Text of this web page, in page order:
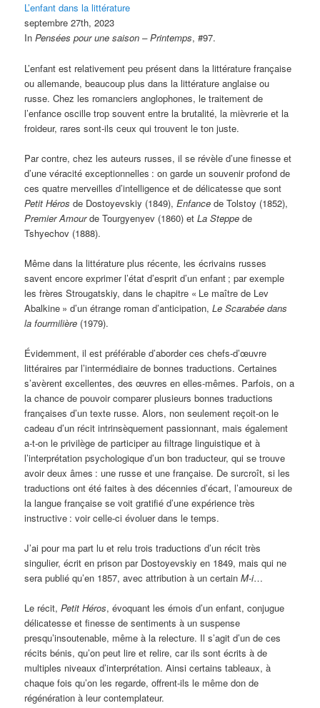
L’enfant dans la littérature
septembre 27th, 2023
InPensées pour une saison – Printemps, #97.
L’enfant est relativement peu présent dans la littérature française
ou allemande, beaucoup plus dans la littérature anglaise ou
russe. Chez les romanciers anglophones, le traitement de
l’enfance oscille trop souvent entre la brutalité, la mièvrerie et la
froideur, rares sont-ils ceux qui trouvent le ton juste.
Par contre, chez les auteurs russes, il se révèle d’une finesse et
d’une véracité exceptionnelles : on garde un souvenir profond de
ces quatre merveilles d’intelligence et de délicatesse que sont
Petit Héros de Dostoyevskiy (1849),Enfance de Tolstoy (1852),
Premier Amourde Tourgyenyev (1860) etLa Steppe de
Tshyechov (1888).
Même dans la littérature plus récente, les écrivains russes
savent encore exprimer l’état d’esprit d’un enfant ; par exemple
les frères Strougatskiy, dans le chapitre « Le maître de Lev
Abalkine » d’un étrange roman d’anticipation,Le Scarabée dans
la fourmilière (1979).
Évidemment, il est préférable d’aborder ces chefs-d’œuvre
littéraires par l’intermédiaire de bonnes traductions. Certaines
s’avèrent excellentes, des œuvres en elles-mêmes. Parfois, on a
la chance de pouvoir comparer plusieurs bonnes traductions
françaises d’un texte russe. Alors, non seulement reçoit-on le
cadeau d’un récit intrinsèquement passionnant, mais également
a-t-on le privilège de participer au filtrage linguistique et à
l’interprétation psychologique d’un bon traducteur, qui se trouve
avoir deux âmes : une russe et une française. De surcroît, si les
traductions ont été faites à des décennies d’écart, l’amoureux de
la langue française se voit gratifié d’une expérience très
instructive : voir celle-ci évoluer dans le temps.
J’ai pour ma part lu et relu trois traductions d’un récit très
singulier, écrit en prison par Dostoyevskiy en 1849, mais qui ne
sera publié qu’en 1857, avec attribution à un certainM-i…
Le récit,Petit Héros, évoquant les émois d’un enfant, conjugue
délicatesse et finesse de sentiments à un suspense
presqu’insoutenable, même à la relecture. Il s’agit d’un de ces
récits bénis, qu’on peut lire et relire, car ils sont écrits à de
multiples niveaux d’interprétation. Ainsi certains tableaux, à
chaque fois qu’on les regarde, offrent-ils le même don de
régénération à leur contemplateur.